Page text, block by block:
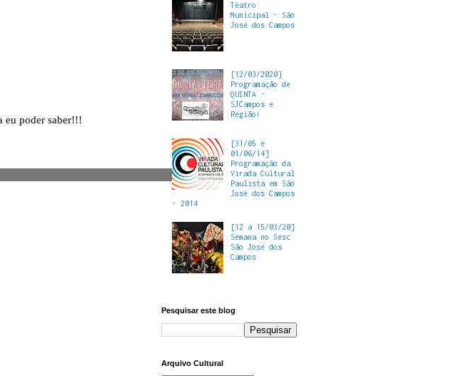
Teatro
Municipal - São
José dos Campos
[12/03/2020]
Programação de
QUINTA -
SJCampos e
Região!
[31/05 e
01/06/14]
Programação da
Virada Cultural
Paulista em São
José dos Campos
- 2014
[12 a 15/03/20]
Semana no Sesc
São José dos
Campos
Pesquisar este blog
Arquivo Cultural